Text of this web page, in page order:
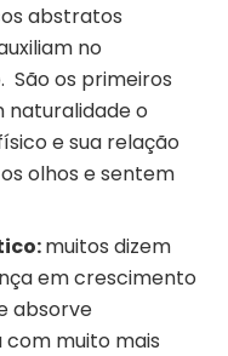
abstratos
no
São os primeiros
naturalidade o
e sua relação
olhos e sentem
muitos dizem
em crescimento
absorve
muito mais